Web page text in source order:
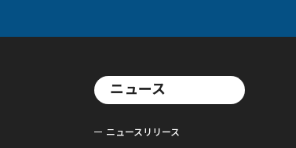
ニュース
ニュースリリース